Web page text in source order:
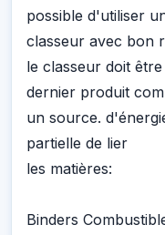
possible d'utiliser
classeur avec bon
le classeur doit
dernier produit
un source.
partielle de lier
les matières:
Binders